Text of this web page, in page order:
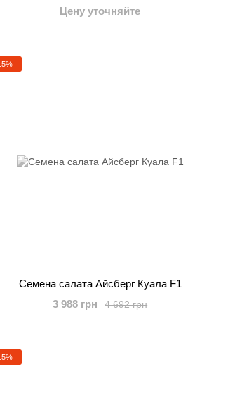
Цену уточняйте
Семена салата Айсберг Куала F1
4 692 грн
3 988 грн